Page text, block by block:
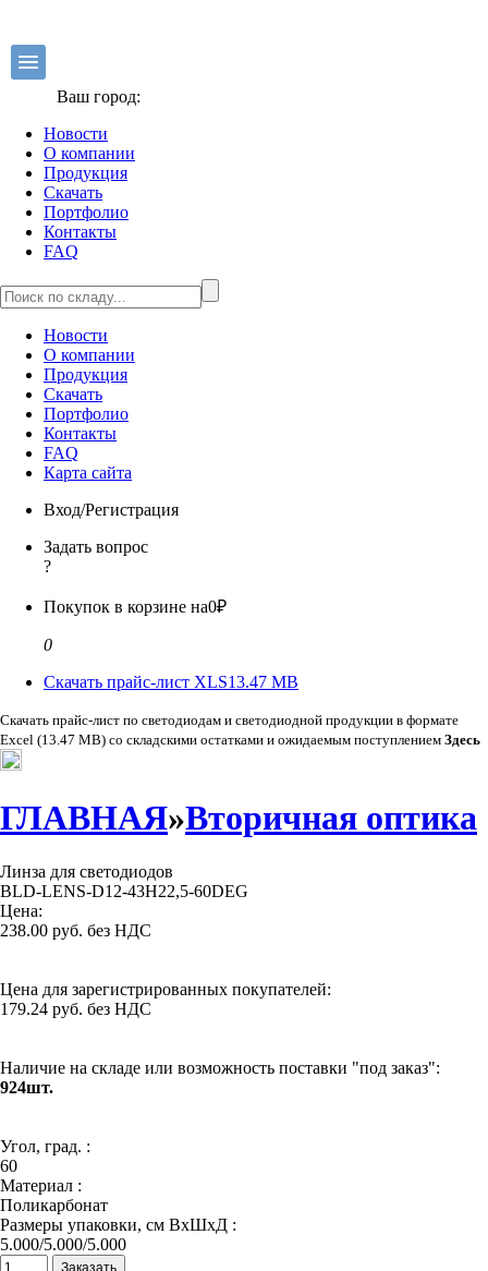
Ваш город:
Новости
О компании
Продукция
Скачать
Портфолио
Контакты
FAQ
Новости
О компании
Продукция
Скачать
Портфолио
Контакты
FAQ
Карта сайта
Вход/Регистрация
Задать вопрос
?
Покупок в корзине на0₽
0
Скачать прайс-лист XLS13.47 MB
Скачать прайс-лист по светодиодам и светодиодной продукции в формате
Excel (13.47 MB) со складскими остатками и ожидаемым поступлением Здесь
ГЛАВНАЯ»Вторичная оптика
Линза для светодиодов
BLD-LENS-D12-43H22,5-60DEG
Цена:
238.00 руб. без НДС
Цена для зарегистрированных покупателей:
179.24 руб. без НДС
Наличие на складе или возможность поставки "под заказ":
924шт.
Угол, град. :
60
Материал :
Поликарбонат
Размеры упаковки, см ВхШхД :
5.000/5.000/5.000